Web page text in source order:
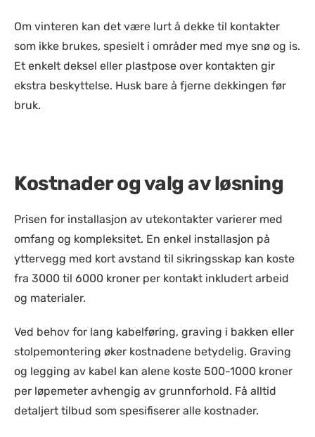
Om vinteren kan det være lurt å dekke til kontakter
som ikke brukes, spesielt i områder med mye snø og is.
Et enkelt deksel eller plastpose over kontakten gir
ekstra beskyttelse. Husk bare å fjerne dekkingen før
bruk.
Kostnader og valg av løsning
Prisen for installasjon av utekontakter varierer med
omfang og kompleksitet. En enkel installasjon på
yttervegg med kort avstand til sikringsskap kan koste
fra 3000 til 6000 kroner per kontakt inkludert arbeid
og materialer.
Ved behov for lang kabelføring, graving i bakken eller
stolpemontering øker kostnadene betydelig. Graving
og legging av kabel kan alene koste 500-1000 kroner
per løpemeter avhengig av grunnforhold. Få alltid
detaljert tilbud som spesifiserer alle kostnader.